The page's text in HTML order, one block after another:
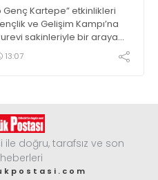
Genç Kartepe” etkinlikleri
ve Gelişim Kampı’na
sakinleriyle bir araya
13:07
ile doğru, tarafsız ve son